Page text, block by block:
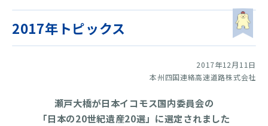
2017年トピックス
2017年12月11日
本州四国連絡高速道路株式会社
瀬戸大橋が日本イコモス国内委員会の
「日本の20世紀遺産20選」に選定されました